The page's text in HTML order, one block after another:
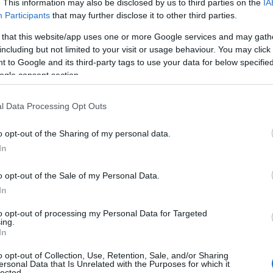
This information may also be disclosed by us to third parties on the
Participants that may further disclose it to other third parties.
that this website/app uses one or more Google services and may
but not limited to your visit or usage behaviour. You may
to Google and its third-party tags to use your data for below
consent section.
Data Processing Opt Outs
opt-out of the Sharing of my personal data.
opt-out of the Sale of my Personal Data.
opt-out of processing my Personal Data for Targeted
opt-out of Collection, Use, Retention, Sale, and/or Sharing
Data that Is Unrelated with the Purposes for which it
την αδελφή της, τη Σαλκέμ, η
στην αποθήκη του μπαρ και τον
Ο Δήμος προσπαθεί να πείσει
Νικήτα, ενώ τα συναισθήματά του γι’
κλονίσει την σχέση της Αλίκης και
– Ήλιος